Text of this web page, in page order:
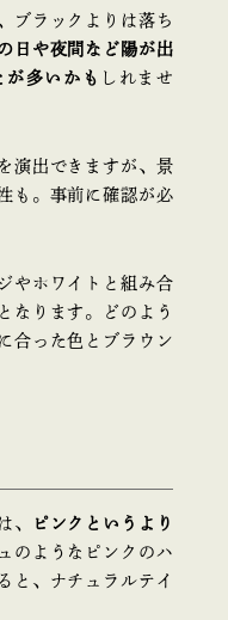
ブラックよりは落ち
日や夜間など陽が出
が多いかも しれませ
演出できますが、景
も。事前に確認が必
やホワイトと組み合
なります。どのよう
合った色とブラウン
、
ピンクというより
のようなピンクのハ
と、ナチュラルテイ